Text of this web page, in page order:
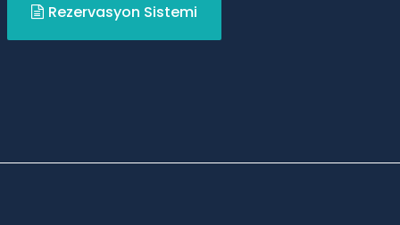
Rezervasyon Sistemi